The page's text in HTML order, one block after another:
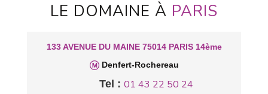
LE DOMAINE À PARIS
133 AVENUE DU MAINE 75014 PARIS 14ème
Denfert-Rochereau
Tel : 01 43 22 50 24